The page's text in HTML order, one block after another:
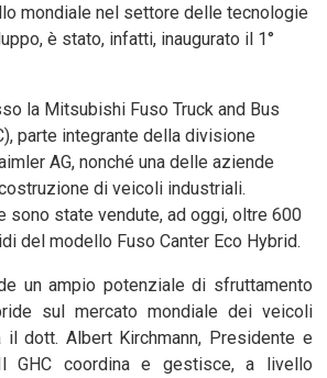
mondiale nel settore delle tecnologie
è stato, infatti, inaugurato il 1°
la Mitsubishi Fuso Truck and Bus
parte integrante della divisione
AG, nonché una delle aziende
di veicoli industriali.
sono state vendute, ad oggi, oltre 600
del modello Fuso Canter Eco Hybrid.
un ampio potenziale di sfruttamento
sul mercato mondiale dei veicoli
il dott. Albert Kirchmann, Presidente e
GHC coordina e gestisce, a livello